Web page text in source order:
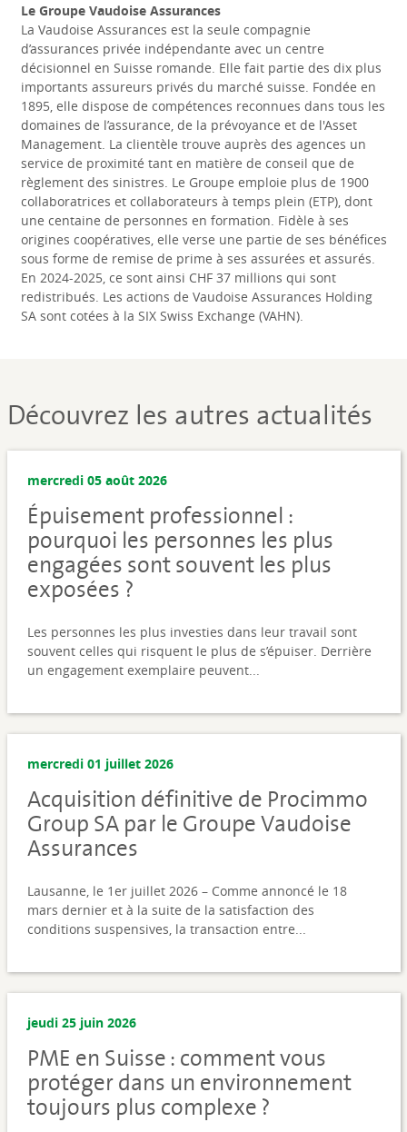
Le Groupe Vaudoise Assurances
La Vaudoise Assurances est la seule compagnie
d’assurances privée indépendante avec un centre
décisionnel en Suisse romande. Elle fait partie des dix plus
importants assureurs privés du marché suisse. Fondée en
1895, elle dispose de compétences reconnues dans tous les
domaines de l’assurance, de la prévoyance et de l'Asset
Management. La clientèle trouve auprès des agences un
service de proximité tant en matière de conseil que de
règlement des sinistres. Le Groupe emploie plus de 1900
collaboratrices et collaborateurs à temps plein (ETP), dont
une centaine de personnes en formation. Fidèle à ses
origines coopératives, elle verse une partie de ses bénéfices
sous forme de remise de prime à ses assurées et assurés.
En 2024-2025, ce sont ainsi CHF 37 millions qui sont
redistribués. Les actions de Vaudoise Assurances Holding
SA sont cotées à la SIX Swiss Exchange (VAHN).
Découvrez les autres actualités
mercredi 05 août 2026
Épuisement professionnel :
pourquoi les personnes les plus
engagées sont souvent les plus
exposées ?
Les personnes les plus investies dans leur travail sont
souvent celles qui risquent le plus de s’épuiser. Derrière
un engagement exemplaire peuvent...
mercredi 01 juillet 2026
Acquisition définitive de Procimmo
Group SA par le Groupe Vaudoise
Assurances
Lausanne, le 1er juillet 2026 – Comme annoncé le 18
mars dernier et à la suite de la satisfaction des
conditions suspensives, la transaction entre...
jeudi 25 juin 2026
PME en Suisse : comment vous
protéger dans un environnement
toujours plus complexe ?